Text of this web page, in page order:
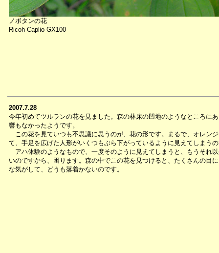
ノボタンの花
Ricoh Caplio GX100
2007.7.28
今年初めてツルランの花を見ました。森の林床の凹地のようなところに
響もなかったようです。
この花を見ていつも不思議に思うのが、花の形です。まるで、オレン
て、手足を広げた人形がいくつもぶら下がっているように見えてしまう
アハ体験のようなもので、一度そのように見えてしまうと、もうそれ
いのですから、困ります。森の中でこの花を見つけると、たくさんの目
な気がして、どうも落着かないのです。